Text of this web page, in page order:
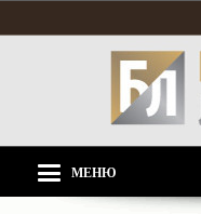
МЕНЮ